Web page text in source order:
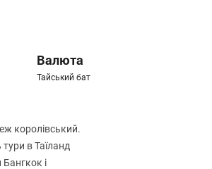
Валюта
Тайський бат
королівський.
в Таїланд
і